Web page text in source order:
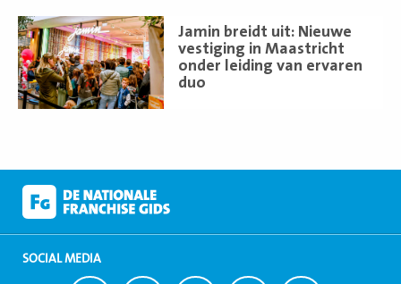
Jamin breidt uit: Nieuwe
vestiging in Maastricht
onder leiding van ervaren
duo
Lees
meer
SOCIAL MEDIA